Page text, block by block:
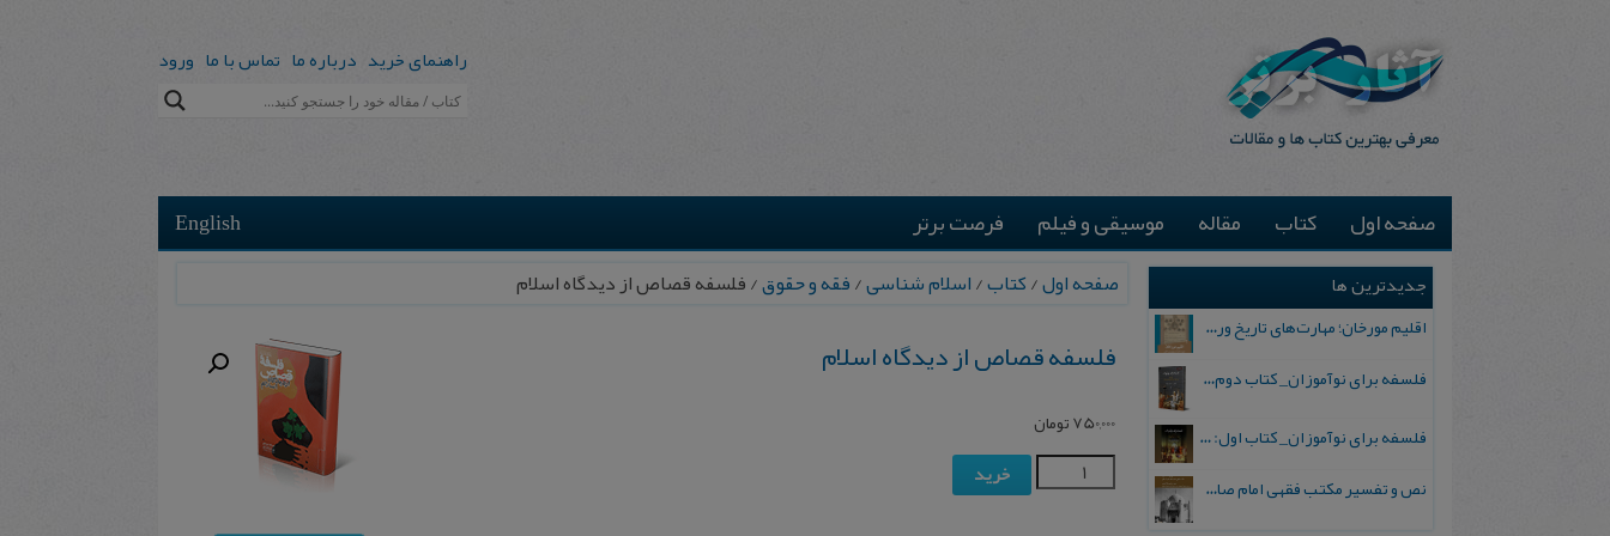
راهنمای خرید درباره ما تماس با ما ورود
English صفحه اول کتاب مقاله موسیقی و فیلم فرصت برتر
صفحه اول/کتاب/اسلام شناسی/فقه و حقوق/ ف‍ل‍س‍ف‍ه‌ ق‍ص‍اص‌ از دیدگ‍اه‌ اس‍لام
ف‍ل‍س‍ف‍ه‌ ق‍ص‍اص‌ از دیدگ‍اه‌ اس‍لام
750,000تومان
خرید
جدیدترین ها
اقلیم مورخان؛ مهارت‌های تاریخ ورزی علمی
فلسفه برای نوآموزان_ کتاب دوم: پرسش درباره واقعیت و معرفت
فلسفه برای نوآموزان_ کتاب اول: تردید در باورهای رایج
نص و تفسیر مکتب فقهی امام صادق علیه السلام